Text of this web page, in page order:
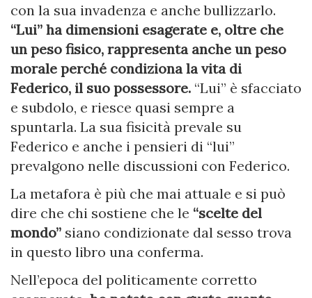
con la sua invadenza e anche bullizzarlo.
“Lui” ha dimensioni esagerate e, oltre che
un peso fisico, rappresenta anche un peso
morale perché condiziona la vita di
Federico, il suo possessore. “Lui” è sfacciato
e subdolo, e riesce quasi sempre a
spuntarla. La sua fisicità prevale su
Federico e anche i pensieri di “lui”
prevalgono nelle discussioni con Federico.
La metafora è più che mai attuale e si può
dire che chi sostiene che le “scelte del
mondo” siano condizionate dal sesso trova
in questo libro una conferma.
Nell’epoca del politicamente corretto